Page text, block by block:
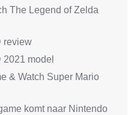
The Legend of Zelda
review
model
& Watch Super Mario
komt naar Nintendo